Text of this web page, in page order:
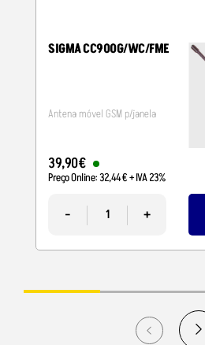
SIGMA CC900G/WC/FME
Antena móvel GSM p/janela
39,90€
Preço Online:32,44€+ IVA 23%
- +